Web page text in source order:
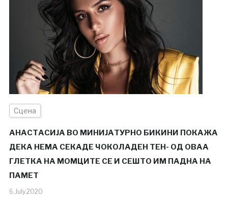
Сцена
АНАСТАСИЈА ВО МИНИЈАТУРНО БИКИНИ ПОКАЖА
ДЕКА НЕМА СЕКАДЕ ЧОКОЛАДЕН ТЕН- ОД ОВАА
ГЛЕТКА НА МОМЦИТЕ СЕ И СЕШТО ИМ ПАДНА НА
ПАМЕТ
6.July.2020